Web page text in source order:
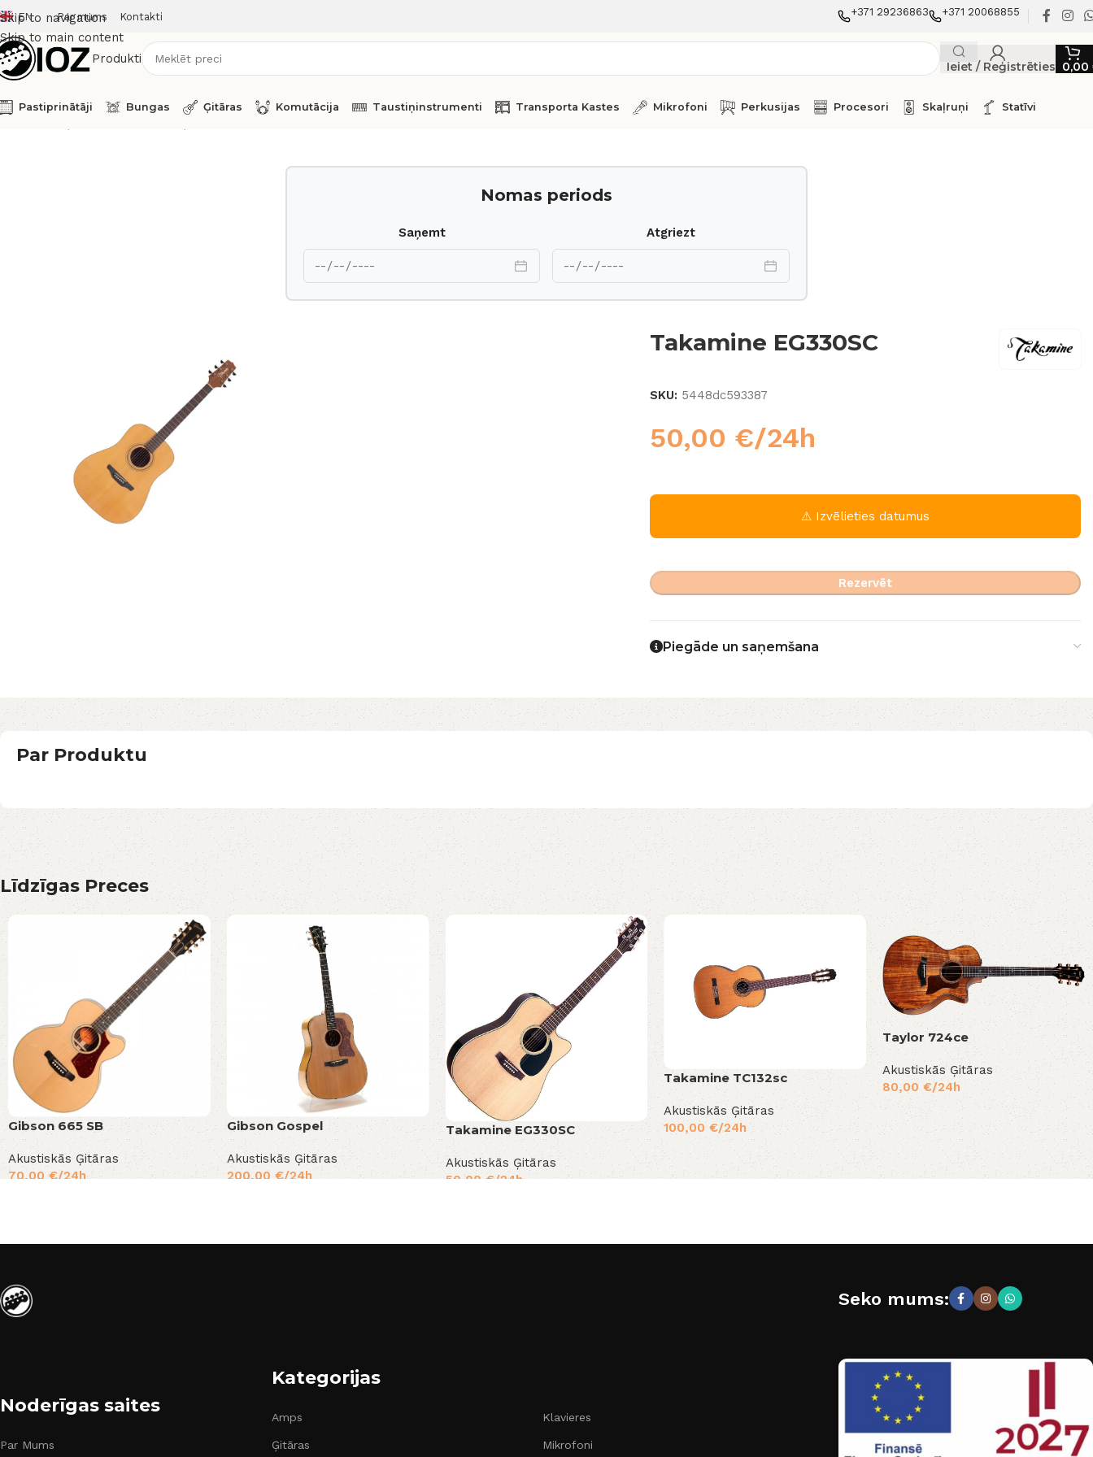
Skip to navigation
Skip to main content
EN Par mums Kontakti +371 29236863 +371 20068855
Produkti
Ieiet / Reģistrēties 0,00
Pastiprinātāji Bungas Ģitāras Komutācija Taustiņinstrumenti Transporta Kastes Mikrofoni Perkusijas Procesori Skaļruņi Statīvi
Nomas periods
Saņemt Atgriezt
Takamine EG330SC
SKU: 5448dc593387
50,00 €/24h
⚠ Izvēlieties datumus
Rezervēt
Piegāde un saņemšana
Par Produktu
Līdzīgas Preces
Gibson 665 SB
Akustiskās Ģitāras
70,00€/24h
Gibson Gospel
Akustiskās Ģitāras
200,00 €/24h
Takamine EG330SC
Akustiskās Ģitāras
50,00 €/24h
Takamine TC132sc
Akustiskās Ģitāras
100,00€/24h
Taylor 724ce
Akustiskās Ģitāras
80,00€/24h
Noderīgas saites
Par Mums
Kategorijas
Amps
Ģitāras
Klavieres
Mikrofoni
Seko mums: